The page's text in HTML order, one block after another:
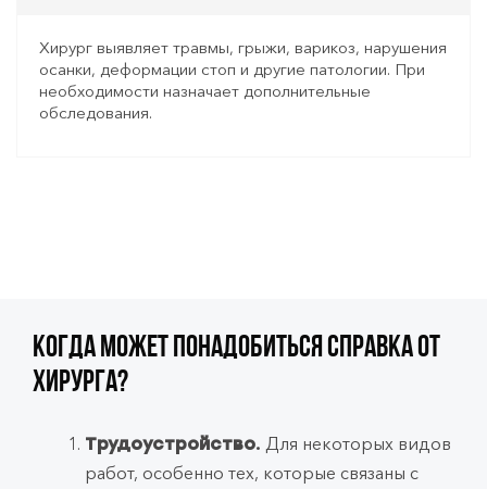
Хирург выявляет травмы, грыжи, варикоз, нарушения
осанки, деформации стоп и другие патологии. При
необходимости назначает дополнительные
обследования.
Когда может понадобиться справка от
хирурга?
Трудоустройство. Для некоторых видов
работ, особенно тех, которые связаны с